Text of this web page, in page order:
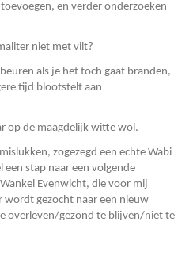
en verder onderzoeken
niet met vilt?
als je het toch gaat branden,
tijd blootstelt aan
op de maagdelijk witte wol.
zogezegd een echte Wabi
stap naar een volgende
Evenwicht, die voor mij
wordt gezocht naar een nieuw
overleven/gezond te blijven/niet te